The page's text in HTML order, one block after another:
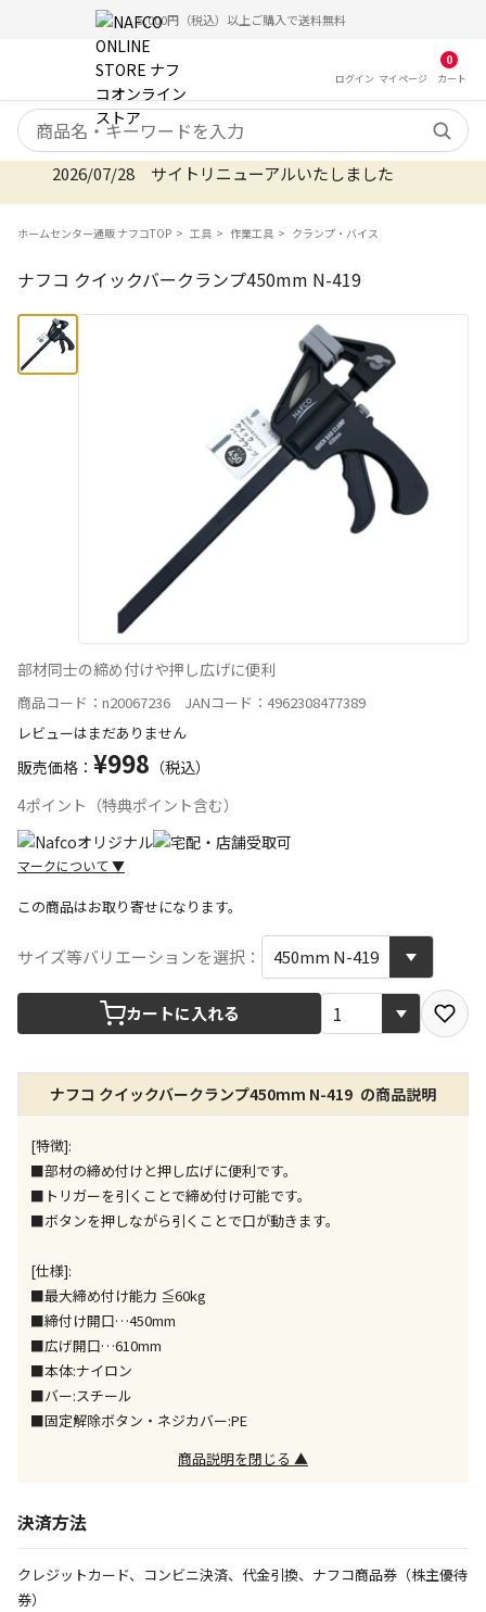
5,000円（税込）以上ご購入で送料無料
ログイン マイ ページ
0
カート
検索キーワード
2026/07/28 サイトリニューアルいたしました
ホームセンター通販 ナフコTOP 工具 作業工具 クランプ・バイス
ナフコ クイックバークランプ450mm N-419
部材同士の締め付けや押し広げに便利
商品コード：n20067236 JANコード：4962308477389
レビューはまだありません
販売価格： ¥998 （税込）
4ポイント（特典ポイント含む）
マークについて ▼
宅配や店舗受取を選択できる商品です
店舗のみで受取できる商品です（宅配便でのお届けが
す
※同時購入の商品は、全て同じ店舗での受取となりま
す
委託業者によりお届けする商品です
※支払い方法の代金引換は選択できません。
※電話注文はできません。
宅配のみでお届けする商品です（店舗受取は選択でき
ません）
※「宅配・店舗受取」「宅配のみ」マークの商品のみ
同時購入が可能です
午前9時までのご注文確定した商品については、当日に
また、日曜・祝日や年末年始などの長期休業期間中
は、休業明けからの出荷対応となります。
この商品はお取り寄せになります。
サイズ等バリエーションを選択：
カートに入れる
ナフコ クイックバークランプ450mm N-419 の商品説明
[特徴]:
■部材の締め付けと押し広げに便利です。
■トリガーを引くことで締め付け可能です。
■ボタンを押しながら引くことで口が動きます。
[仕様]:
■最大締め付け能力 ≦60kg
■締付け開口…450mm
■広げ開口…610mm
■本体:ナイロン
■バー:スチール
■固定解除ボタン・ネジカバー:PE
商品説明を閉じる ▲
決済方法
クレジットカード、コンビニ決済、代金引換、ナフコ商品券（株主優待
券）